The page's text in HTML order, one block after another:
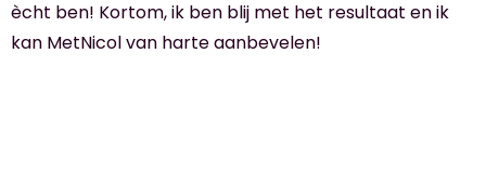
ècht ben! Kortom, ik ben blij met het resultaat en ik
kan MetNicol van harte aanbevelen!